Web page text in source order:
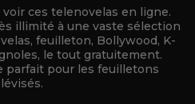
voir ces telenovelas en ligne.
illimité à une vaste sélection
feuilleton, Bollywood, K-
le tout gratuitement.
parfait pour les feuilletons